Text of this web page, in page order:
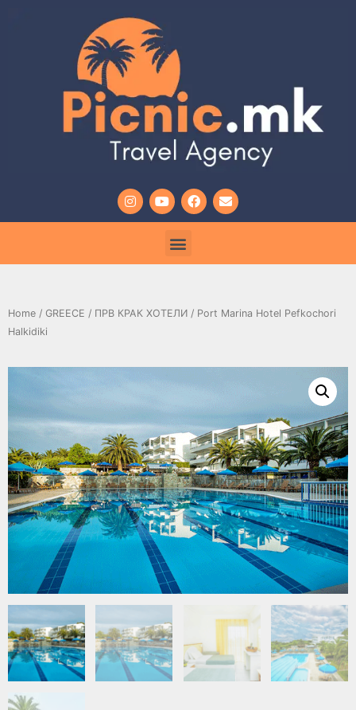
Home / GREECE / ПРВ КРАК ХОТЕЛИ / Port Marina Hotel Pefkochori
Halkidiki